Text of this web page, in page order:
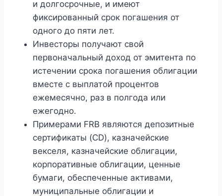
и долгосрочные, и имеют
фиксированный срок погашения от
одного до пяти лет.
Инвесторы получают свой
первоначальный доход от эмитента по
истечении срока погашения облигации
вместе с выплатой процентов
ежемесячно, раз в полгода или
ежегодно.
Примерами FRB являются депозитные
сертификаты (CD), казначейские
векселя, казначейские облигации,
корпоративные облигации, ценные
бумаги, обеспеченные активами,
муниципальные облигации и